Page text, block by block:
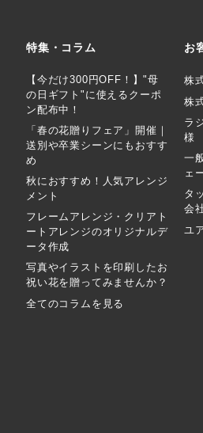
特集・コラム
【今だけ300円OFF！】"母
の日ギフト"に使えるクーポ
ン配布中！
「春の花贈りフェア」開催｜
送別や卒業シーンにもおすす
め
秋におすすめ！人気アレンジ
メント
フレームアレンジ・クリアト
ートアレンジのオリジナルデ
ータ作成
写真やイラストを印刷したお
祝い花を贈ってみませんか？
全てのコラムを見る
お
株
株
ラ
様
一
ェ
タ
会
ユ